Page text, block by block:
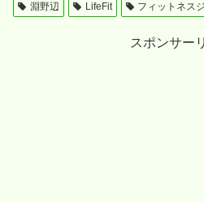
淵野辺
LifeFit フィットネス
スポンサー